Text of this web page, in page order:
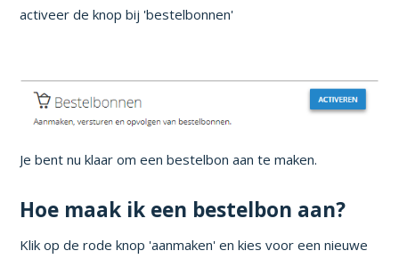
activeer de knop bij 'bestelbonnen'
Je bent nu klaar om een bestelbon aan te maken.
Hoe maak ik een bestelbon aan?
Klik op de rode knop 'aanmaken' en kies voor een nieuwe